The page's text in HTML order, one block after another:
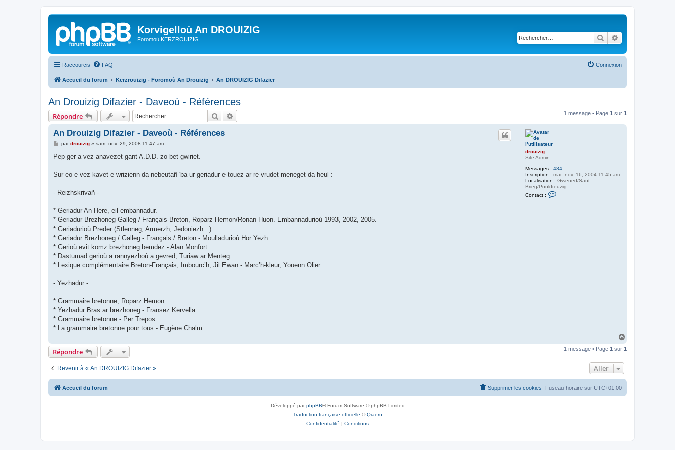
Korvigelloù An DROUIZIG
Foromoù KERZROUIZIG Rechercher
Raccourcis FAQ Connexion
Accueil du forum Kerzrouizig - Foromoù An Drouizig An DROUIZIG Difazier
An Drouizig Difazier - Daveoù - Références
Répondre Rechercher 1 message • Page 1 sur 1
drouizig
Site Admin
Messages : 484
Inscription : mar. nov. 16, 2004 11:45 am
Localisation : Gwened/Sant-
Brieg/Pouldreuzig
Contact :
An Drouizig Difazier - Daveoù - Références
M
s
s
g
pardrouizig» sam. nov. 29, 2008 11:47 am
Pep ger a vez anavezet gant A.D.D. zo bet gwiriet.
Sur eo e vez kavet e wrizienn da nebeutañ 'ba ur geriadur e-touez ar re vrudet meneget da heul :
- Reizhskrivañ -
* Geriadur An Here, eil embannadur.
* Geriadur Brezhoneg-Galleg / Français-Breton, Roparz Hemon/Ronan Huon. Embannadurioù 1993, 2002, 2005.
* Geriadurioù Preder (Stlenneg, Armerzh, Jedoniezh...).
* Geriadur Brezhoneg / Galleg - Français / Breton - Moulladurioù Hor Yezh.
* Gerioù evit komz brezhoneg bemdez - Alan Monfort.
* Dastumad gerioù a rannyezhoù a gevred, Turiaw ar Menteg.
* Lexique complémentaire Breton-Français, Imbourc’h, Jil Ewan - Marc’h-kleur, Youenn Olier
- Yezhadur -
* Grammaire bretonne, Roparz Hemon.
* Yezhadur Bras ar brezhoneg - Fransez Kervella.
* Grammaire bretonne - Per Trepos.
* La grammaire bretonne pour tous - Eugène Chalm.
u
Répondre 1 message • Page 1 sur 1
Revenir à « An DROUIZIG Difazier » Aller
Accueil du forum Fuseau horaire sur UTC+01:00
Supprimer les cookies
Développé parphpBB® Forum Software © phpBB Limited
Traduction française officielle ©Qiaeru
Confidentialité | Conditions